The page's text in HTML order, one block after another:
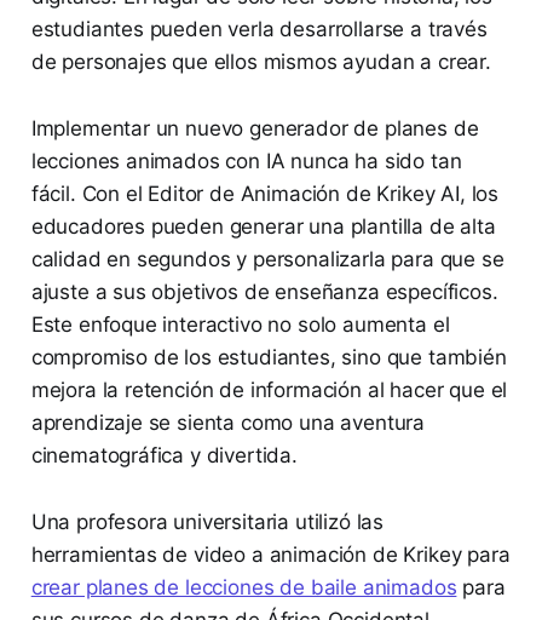
estudiantes pueden verla desarrollarse a través
de personajes que ellos mismos ayudan a crear.
Implementar un nuevo generador de planes de
lecciones animados con IA nunca ha sido tan
fácil. Con el Editor de Animación de Krikey AI, los
educadores pueden generar una plantilla de alta
calidad en segundos y personalizarla para que se
ajuste a sus objetivos de enseñanza específicos.
Este enfoque interactivo no solo aumenta el
compromiso de los estudiantes, sino que también
mejora la retención de información al hacer que el
aprendizaje se sienta como una aventura
cinematográfica y divertida.
Una profesora universitaria utilizó las
herramientas de video a animación de Krikey para
crear planes de lecciones de baile animados para